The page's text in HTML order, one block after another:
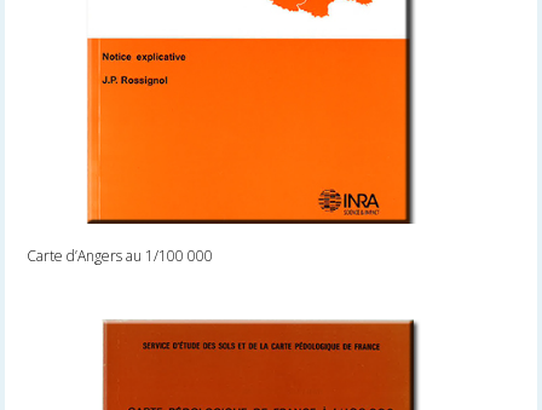
Carte d’Angers au 1/100 000